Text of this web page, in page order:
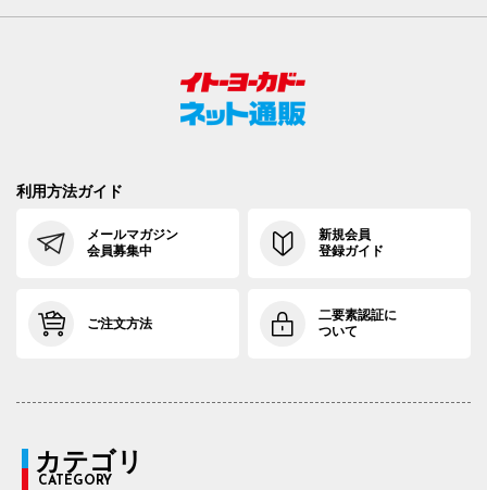
利用方法ガイド
メールマガジン
会員募集中
新規会員
登録ガイド
ご注文方法
二要素認証に
ついて
カテゴリ
CATEGORY